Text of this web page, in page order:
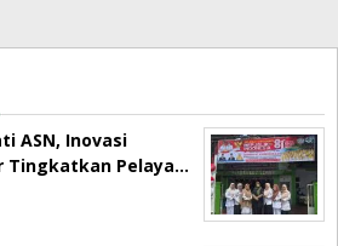
ASN, Inovasi
Tingkatkan Pelaya…